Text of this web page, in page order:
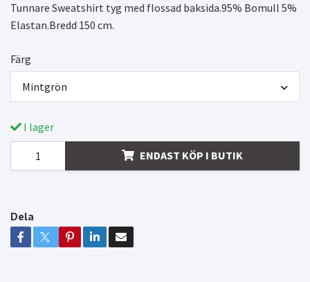
Tunnare Sweatshirt tyg med flossad baksida.95% Bomull 5%
Elastan.Bredd 150 cm.
Färg
Mintgrön
I lager
ENDAST KÖP I BUTIK
Dela